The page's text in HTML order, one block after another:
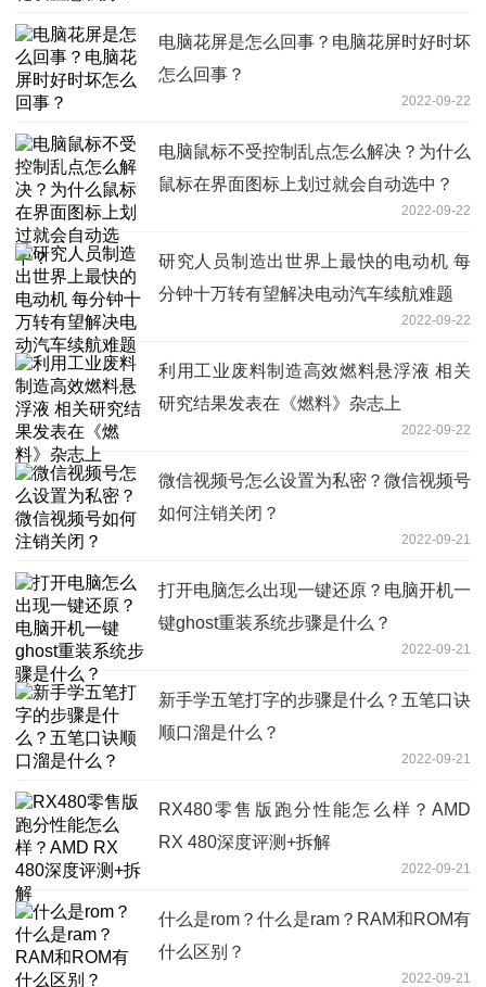
电脑花屏是怎么回事？电脑花屏时好时坏
怎么回事？
2022-09-22
电脑鼠标不受控制乱点怎么解决？为什么
鼠标在界面图标上划过就会自动选中？
2022-09-22
研究人员制造出世界上最快的电动机 每
分钟十万转有望解决电动汽车续航难题
2022-09-22
利用工业废料制造高效燃料悬浮液 相关
研究结果发表在《燃料》杂志上
2022-09-22
微信视频号怎么设置为私密？微信视频号
如何注销关闭？
2022-09-21
打开电脑怎么出现一键还原？电脑开机一
键ghost重装系统步骤是什么？
2022-09-21
新手学五笔打字的步骤是什么？五笔口诀
顺口溜是什么？
2022-09-21
RX480零售版跑分性能怎么样？AMD
RX 480深度评测+拆解
2022-09-21
什么是rom？什么是ram？RAM和ROM有
什么区别？
2022-09-21